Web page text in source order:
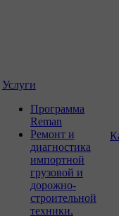
Услуги
Программа
Reman
Ремонт и
диагностика
импортной
грузовой и
дорожно-
строительной
техники.